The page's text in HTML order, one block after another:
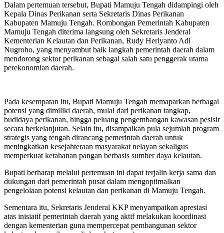
Dalam pertemuan tersebut, Bupati Mamuju Tengah didampingi oleh
Kepala Dinas Perikanan serta Sekretaris Dinas Perikanan
Kabupaten Mamuju Tengah. Rombongan Pemerintah Kabupaten
Mamuju Tengah diterima langsung oleh Sekretaris Jenderal
Kementerian Kelautan dan Perikanan, Rudy Heriyanto Adi
Nugroho, yang menyambut baik langkah pemerintah daerah dalam
mendorong sektor perikanan sebagai salah satu penggerak utama
perekonomian daerah.
Pada kesempatan itu, Bupati Mamuju Tengah memaparkan berbagai
potensi yang dimiliki daerah, mulai dari perikanan tangkap,
budidaya perikanan, hingga peluang pengembangan kawasan pesisir
secara berkelanjutan. Selain itu, disampaikan pula sejumlah program
strategis yang tengah dirancang pemerintah daerah untuk
meningkatkan kesejahteraan masyarakat nelayan sekaligus
memperkuat ketahanan pangan berbasis sumber daya kelautan.
Bupati berharap melalui pertemuan ini dapat terjalin kerja sama dan
dukungan dari pemerintah pusat dalam mengoptimalkan
pengelolaan potensi kelautan dan perikanan di Mamuju Tengah.
Sementara itu, Sekretaris Jenderal KKP menyampaikan apresiasi
atas inisiatif pemerintah daerah yang aktif melakukan koordinasi
dengan kementerian guna mempercepat pembangunan sektor